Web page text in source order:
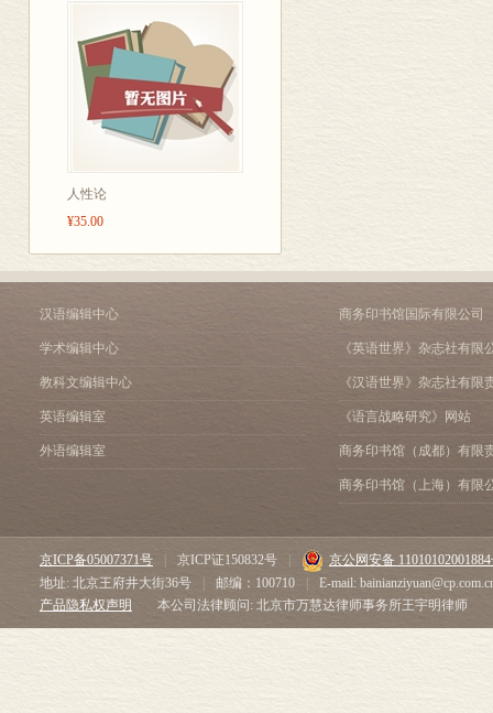
人性论
¥35.00
必然性的本质，其实只是
的本质在于产生快乐，
的终极的动机不是理性
《人性论》第三卷“道德
卷论正义和财产权的起
批判态度，他认为，政府
的需要，经过历史演变和
一些能以维持正义为其直
本书方框中的文字为选
第六节 论人格的同一
第七节 论恶与德
第三章 论意志与直接情
第三节 论影响意志的
第三卷 道德学
第二章 关于正义和非正
第二节 论正义与财产
汉语编辑中心
学术编辑中心
教科文编辑中心
英语编辑室
外语编辑室
商务印书馆国际有限公司
《英语世界》杂志社有限
《汉语世界》杂志社有限
《语言战略研究》网站
商务印书馆（成都）有限
商务印书馆（上海）有限
京ICP备05007371号 京ICP证150832号
京公网安备
地址: 北京王府井大街36号
邮编：100710
E-mail:
产品隐私权声明
本公司法律顾问: 北京市万慧达律师事务所王宇明律师